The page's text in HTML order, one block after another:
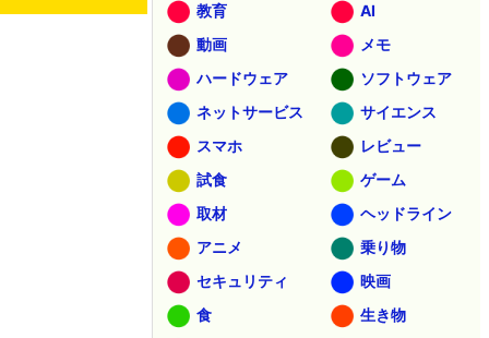
教育
AI
動画
メモ
ハードウェア
ソフトウェア
ネットサービス
サイエンス
スマホ
レビュー
試食
ゲーム
取材
ヘッドライン
アニメ
乗り物
セキュリティ
映画
食
生き物